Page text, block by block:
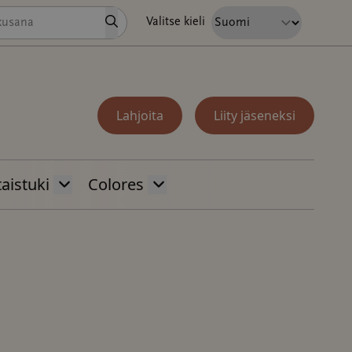
Hae Valitse kieli
Lahjoita Liity jäseneksi
Colores